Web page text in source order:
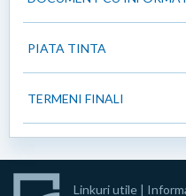
PIATA TINTA
TERMENI FINALI
Linkuri utile |